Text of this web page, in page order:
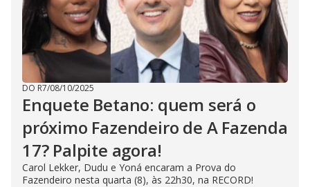
DO R7/08/10/2025
Enquete Betano: quem será o
próximo Fazendeiro de A Fazenda
17? Palpite agora!
Carol Lekker, Dudu e Yoná encaram a Prova do
Fazendeiro nesta quarta (8), às 22h30, na RECORD!